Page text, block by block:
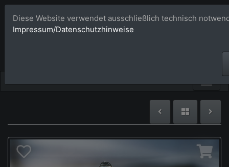
Bildagentur
Diese Website verwendet ausschließlich technisch
Impressum/Datenschutzhinweise